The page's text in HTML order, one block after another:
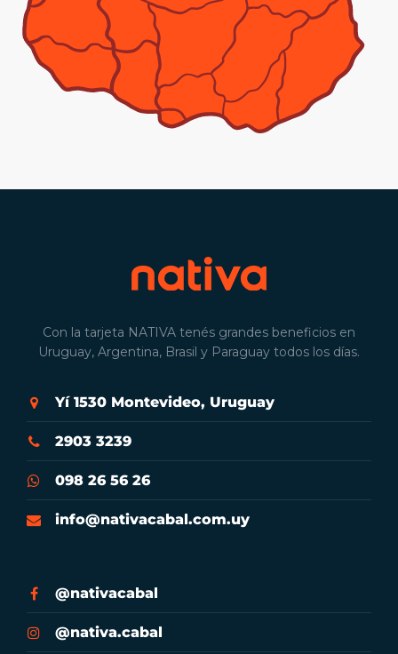
Con la tarjeta NATIVA tenés grandes beneficios en
Uruguay, Argentina, Brasil y Paraguay todos los días.
Yí 1530 Montevideo, Uruguay
2903 3239
098 26 56 26
info@nativacabal.com.uy
@nativacabal
@nativa.cabal